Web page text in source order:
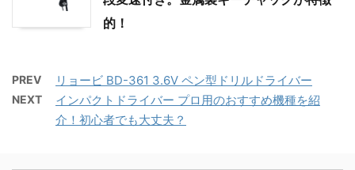
的！
PREV リョービ BD-361 3.6V ペン型ドリルドライバー
NEXT
インパクトドライバー プロ用のおすすめ機種を紹
介！初心者でも大丈夫？